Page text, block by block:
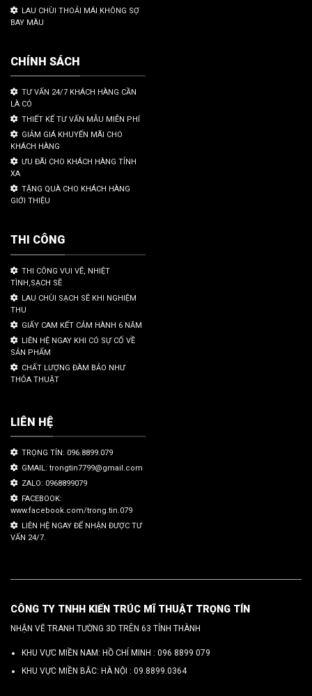
LAU CHÙI THOẢI MÁI KHÔNG SỢ
BAY MÀU
CHÍNH SÁCH
TƯ VẤN 24/7 KHÁCH HÀNG CẦN
LÀ CÓ
THIẾT KẾ TƯ VẤN MẪU MIỄN PHÍ
GIẢM GIÁ KHUYẾN MÃI CHO
KHÁCH HÀNG
ƯU ĐÃI CHO KHÁCH HÀNG TỈNH
XA
TẶNG QUÀ CHO KHÁCH HÀNG
GIỚI THIỆU
THI CÔNG
THI CÔNG VUI VẼ, NHIỆT
TÌNH,SẠCH SẼ
LAU CHÙI SẠCH SẼ KHI NGHIỆM
THU
GIẤY CAM KẾT CẢM HÀNH 6 NĂM
LIÊN HỆ NGAY KHI CÓ SỰ CỐ VỀ
SẢN PHẨM
CHẤT LƯỢNG ĐÀM BẢO NHƯ
THỎA THUẬT
LIÊN HỆ
TRỌNG TÍN: 096.8899.079
GMAIL: trongtin7799@gmail.com
ZALO: 0968899079
FACEBOOK:
www.facebook.com/trong.tin.079
LIÊN HỆ NGAY ĐỂ NHẬN ĐƯỢC TƯ
VẤN 24/7.
CÔNG TY TNHH KIẾN TRÚC MĨ THUẬT TRỌNG TÍN
NHẬN VẼ TRANH TƯỜNG 3D TRÊN 63 TỈNH THÀNH
KHU VỰC MIỀN NAM: HỒ CHÍ MINH : 096 8899 079
KHU VỰC MIỀN BẮC: HÀ NỘI : 09.8899.0364